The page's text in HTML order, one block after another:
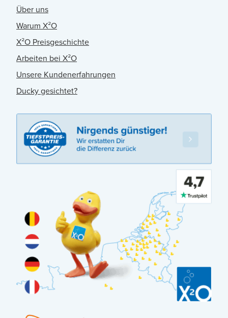
Über uns
Warum X²O
X²O Preisgeschichte
Arbeiten bei X²O
Unsere Kundenerfahrungen
Ducky gesichtet?